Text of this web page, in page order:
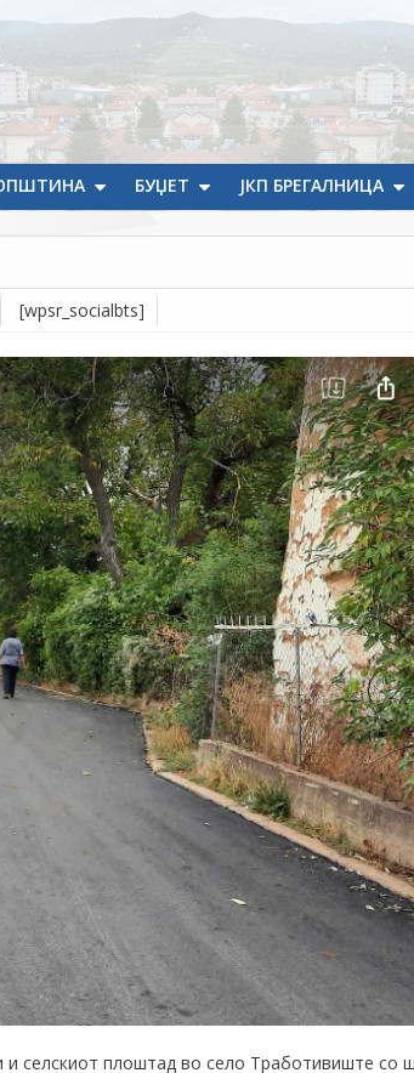
БУЏЕТ ЈКП БРЕГАЛНИЦА
[wpsr_socialbts]
и селскиот плоштад во село Тработивиште со